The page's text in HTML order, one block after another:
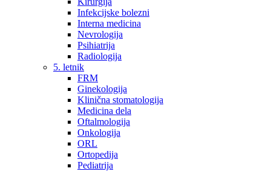
Infekcijske bolezni
Interna medicina
Nevrologija
Psihiatrija
Radiologija
5. letnik
FRM
Ginekologija
Klinična stomatologija
Medicina dela
Oftalmologija
Onkologija
ORL
Ortopedija
Pediatrija